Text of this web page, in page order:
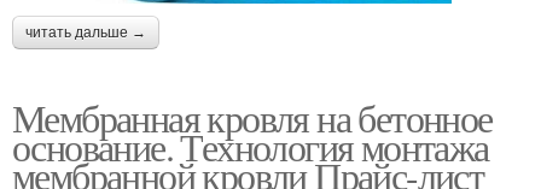
читать дальше →
Мембранная кровля на бетонное
основание. Технология монтажа
мембранной кровли Прайс-лист